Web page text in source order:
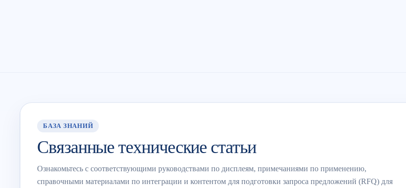
БАЗА ЗНАНИЙ
Связанные технические статьи
Ознакомьтесь с соответствующими руководствами по дисплеям, примечаниями по применению,
справочными материалами по интеграции и контентом для подготовки запроса предложений (RFQ) для